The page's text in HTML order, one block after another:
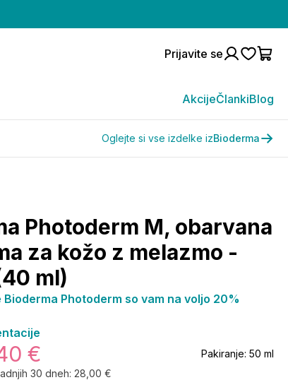
Prijavite se
AkcijeČlankiBlog
Oglejte si vse izdelke izBioderma
Photoderm M, obarvana
za kožo z melazmo -
ml)
€ Pakiranje: 50 ml
30 dneh: 28,00 €
Bioderma Photoderm so vam na voljo 20%